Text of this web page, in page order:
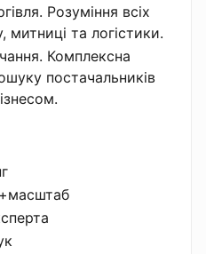
Розуміння всіх
митниці та логістики.
Комплексна
постачальників